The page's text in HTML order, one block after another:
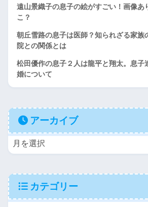
遠山景織子の息子の絵がすごい！画像あ
こ？
朝丘雪路の息子は医師？知られざる家族
院との関係とは
松田優作の息子２人は龍平と翔太。息子
婚について
アーカイブ
カテゴリー